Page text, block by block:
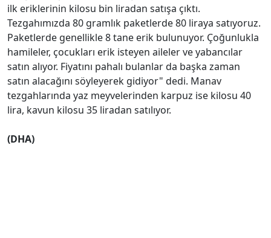
ilk eriklerinin kilosu bin liradan satışa çıktı.
Tezgahımızda 80 gramlık paketlerde 80 liraya satıyoruz.
Paketlerde genellikle 8 tane erik bulunuyor. Çoğunlukla
hamileler, çocukları erik isteyen aileler ve yabancılar
satın alıyor. Fiyatını pahalı bulanlar da başka zaman
satın alacağını söyleyerek gidiyor" dedi. Manav
tezgahlarında yaz meyvelerinden karpuz ise kilosu 40
lira, kavun kilosu 35 liradan satılıyor.
(DHA)